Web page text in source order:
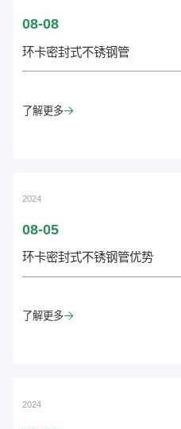
08-08
环卡密封式不锈钢管
了解更多
2024
08-05
环卡密封式不锈钢管优势
了解更多
2024